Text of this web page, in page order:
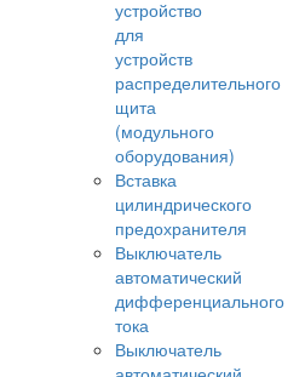
устройство
для
устройств
распределительного
щита
(модульного
оборудования)
Вставка
цилиндрического
предохранителя
Выключатель
автоматический
дифференциального
тока
Выключатель